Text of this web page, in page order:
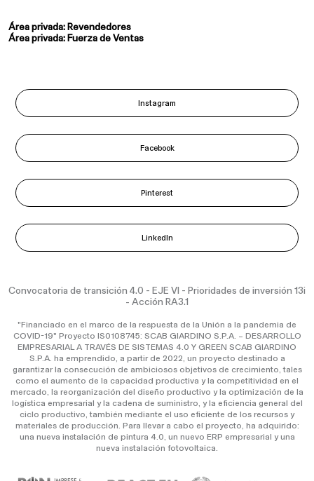
Área privada: Revendedores
Área privada: Fuerza de Ventas
Instagram
Facebook
Pinterest
LinkedIn
Convocatoria de transición 4.0 - EJE VI - Prioridades de inversión 13i
- Acción RA3.1
"Financiado en el marco de la respuesta de la Unión a la pandemia de
COVID-19" Proyecto IS0108745: SCAB GIARDINO S.P.A. – DESARROLLO
EMPRESARIAL A TRAVÉS DE SISTEMAS 4.0 Y GREEN SCAB GIARDINO
S.P.A. ha emprendido, a partir de 2022, un proyecto destinado a
garantizar la consecución de ambiciosos objetivos de crecimiento, tales
como el aumento de la capacidad productiva y la competitividad en el
mercado, la reorganización del diseño productivo y la optimización de la
logística empresarial y la cadena de suministro, y la eficiencia general del
ciclo productivo, también mediante el uso eficiente de los recursos y
materiales de producción. Para llevar a cabo el proyecto, ha adquirido:
una nueva instalación de pintura 4.0, un nuevo ERP empresarial y una
nueva instalación fotovoltaica.